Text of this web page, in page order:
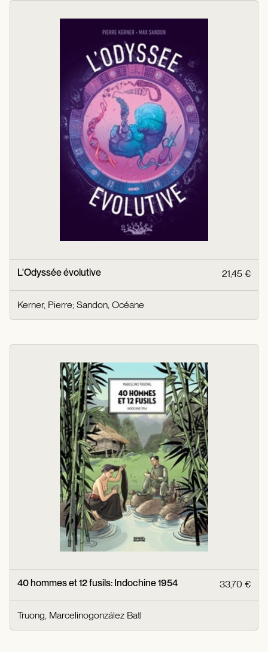
L'Odyssée évolutive 21,45 €
Kerner, Pierre; Sandon, Océane
40 hommes et 12 fusils: Indochine 1954 33,70 €
Truong, Marcelinogonzález Batl